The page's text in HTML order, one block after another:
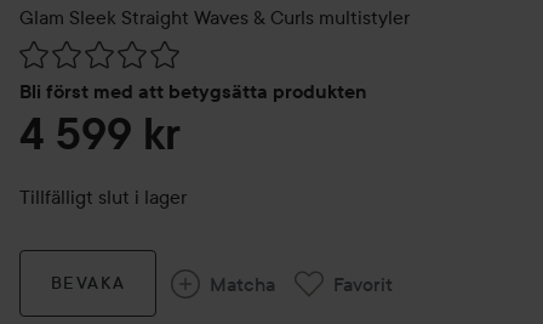
Glam Sleek Straight Waves & Curls multistyler
Bli först med att betygsätta produkten
Hoppa till Betyg & kommentarer
4 599 kr
Tillfälligt slut i lager
BEVAKA Matcha Favorit